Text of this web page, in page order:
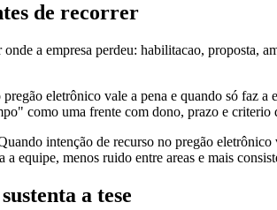
de recorrer
a empresa perdeu: habilitacao, proposta,
eletrônico vale a pena e quando só faz
como uma frente com dono, prazo e
intenção de recurso no pregão
equipe, menos ruido entre areas e mais
a tese